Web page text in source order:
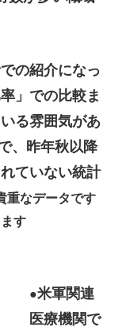
の紹介になっ
」での比較ま
る雰囲気があ
、昨年秋以降
ていない統計
重なデータです
す
●米軍関連
医療機関で